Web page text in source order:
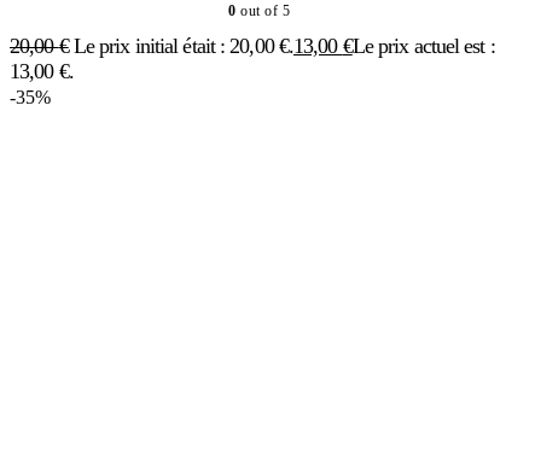
0 out of 5
20,00€ Le prix initial était : 20,00 €.13,00 €Le prix actuel est :
13,00 €.
-35%